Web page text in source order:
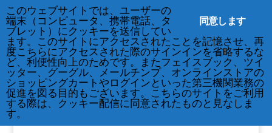
212-677-8621 info@crsny.org
同意します
このウェブサイトでは、ユーザーの
端末（コンピュータ、携帯電話、タ
ブレット）にクッキーを送信してい
ます。このサイトにアクセスされたことを記憶させ、再
度こちらにアクセスされた際のサインインを省略するな
ど、利便性向上のためです。またフェイスブック、ツイ
ッター、グーグル、メールチンプ、オンラインストアの
ショッピングカートやログインといった第三機関業務の
促進を図る目的もございます。こちらのサイトをご利用
する際は、クッキー配信に同意されたものと見なしま
す。